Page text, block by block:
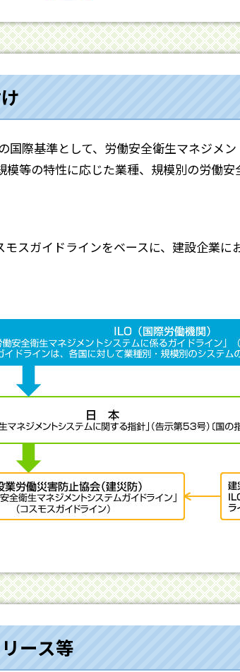
国際基準として、労働安全衛生マネジメ
等の特性に応じた業種、規模別の労働
スガイドラインをベースに、建設企業
ース等